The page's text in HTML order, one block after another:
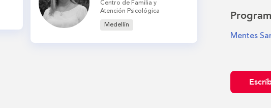
Centro de Familia y
Atención Psicológica
Medellín
Mentes